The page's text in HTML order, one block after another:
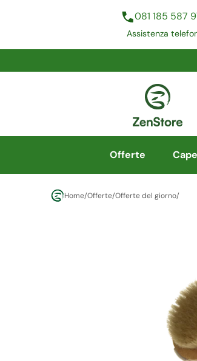
081 185 587
Assistenza
Offerte
Home/Offerte/Offerte del giorno/